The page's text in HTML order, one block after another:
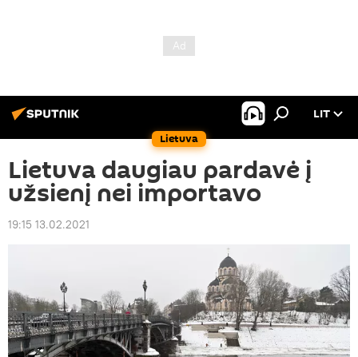
Lietuva
LIT
Lietuva daugiau pardavė į
užsienį nei importavo
19:15 13.02.2021